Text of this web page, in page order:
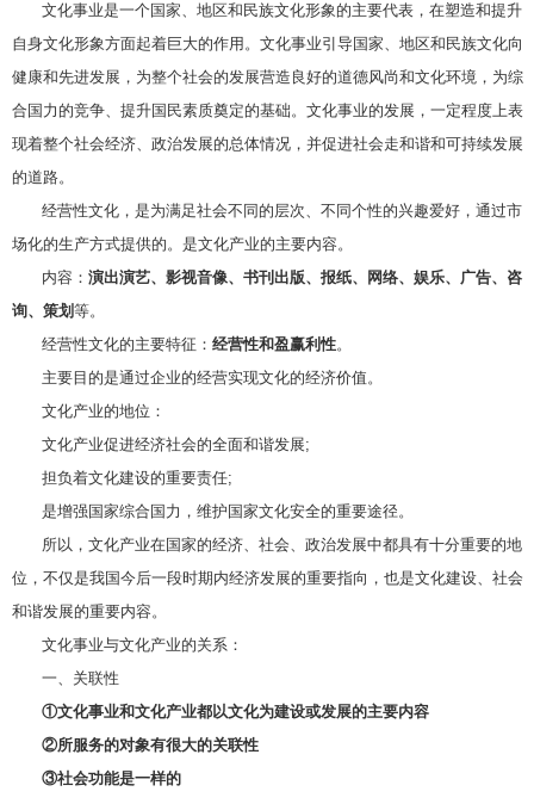
文化事业是一个国家、地区和民族文化形象的主要代表，在塑造和提升
自身文化形象方面起着巨大的作用。文化事业引导国家、地区和民族文化向
健康和先进发展，为整个社会的发展营造良好的道德风尚和文化环境，为综
合国力的竞争、提升国民素质奠定的基础。文化事业的发展，一定程度上表
现着整个社会经济、政治发展的总体情况，并促进社会走和谐和可持续发展
的道路。
经营性文化，是为满足社会不同的层次、不同个性的兴趣爱好，通过市
场化的生产方式提供的。是文化产业的主要内容。
内容：演出演艺、影视音像、书刊出版、报纸、网络、娱乐、广告、咨
询、策划等。
经营性文化的主要特征：经营性和盈赢利性。
主要目的是通过企业的经营实现文化的经济价值。
文化产业的地位：
文化产业促进经济社会的全面和谐发展;
担负着文化建设的重要责任;
是增强国家综合国力，维护国家文化安全的重要途径。
所以，文化产业在国家的经济、社会、政治发展中都具有十分重要的地
位，不仅是我国今后一段时期内经济发展的重要指向，也是文化建设、社会
和谐发展的重要内容。
文化事业与文化产业的关系：
一、关联性
①文化事业和文化产业都以文化为建设或发展的主要内容
②所服务的对象有很大的关联性
③社会功能是一样的